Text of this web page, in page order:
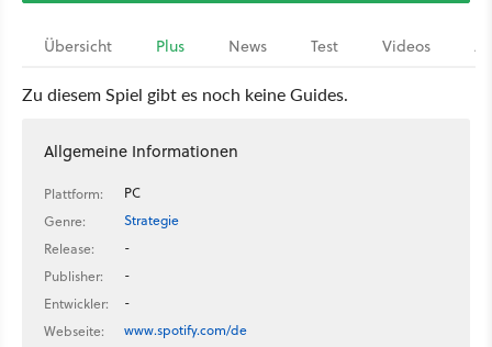
Übersicht Plus News Test Videos
Zu diesem Spiel gibt es noch keine Guides.
Allgemeine Informationen
Plattform:
PC
Genre:
Strategie
Release:
-
Publisher:
-
Entwickler:
-
Webseite:
www.spotify.com/de